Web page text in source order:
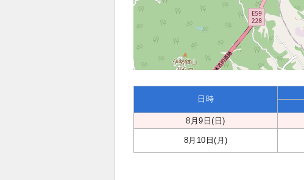
日時
8月9日(日)
8月10日(月)